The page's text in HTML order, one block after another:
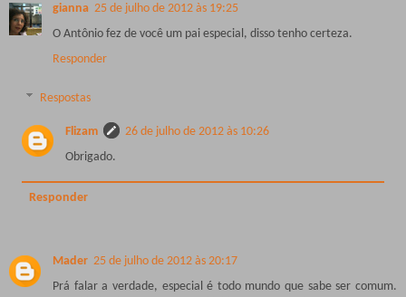
gianna 25 de julho de 2012 às 19:25
O Antônio fez de você um pai especial, disso tenho certeza.
Responder
Respostas
Flizam
26 de julho de 2012 às 10:26
Obrigado.
Responder
Mader 25 de julho de 2012 às 20:17
Prá falar a verdade, especial é todo mundo que sabe ser comum.